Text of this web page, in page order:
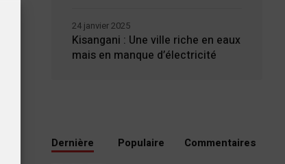
Kisangani : Une ville riche en eaux
mais en manque d’électricité
24 janvier 2025
Dernière Populaire Commentaires